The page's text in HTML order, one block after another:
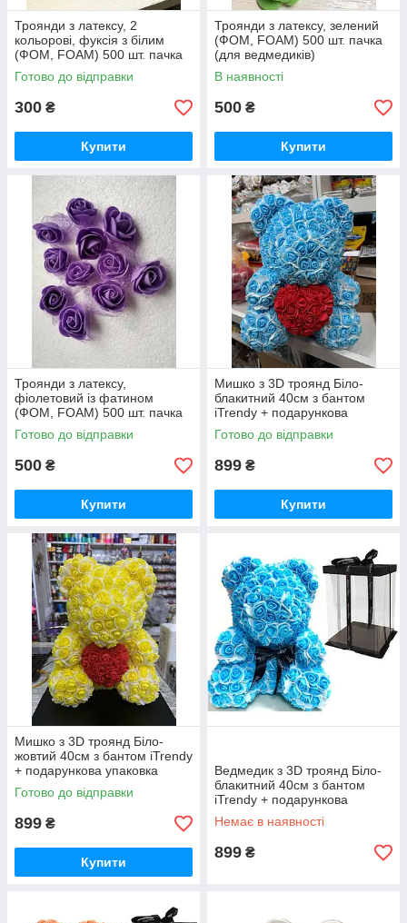
Троянди з латексу, 2
кольорові, фуксія з білим
(ФОМ, FOAM) 500 шт. пачка
(для ведмедиків)
Готово до відправки
300 ₴
Купити
Троянди з латексу, зелений
(ФОМ, FOAM) 500 шт. пачка
(для ведмедиків)
В наявності
500 ₴
Купити
Троянди з латексу,
фіолетовий із фатином
(ФОМ, FOAM) 500 шт. пачка
(для ведмедиків)
Готово до відправки
500 ₴
Купити
Мишко з 3D троянд Біло-
блакитний 40см з бантом
iTrendy + подарункова
упаковка
Готово до відправки
899 ₴
Купити
Мишко з 3D троянд Біло-
жовтий 40см з бантом iTrendy
+ подарункова упаковка
Готово до відправки
899 ₴
Купити
Ведмедик з 3D троянд Біло-
блакитний 40см з бантом
iTrendy + подарункова
упаковка
Немає в наявності
899 ₴